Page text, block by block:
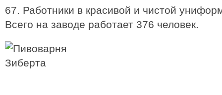
67. Работники в красивой и чистой
Всего на заводе работает 376 человек.